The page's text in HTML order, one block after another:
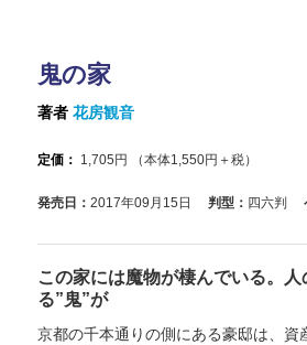
鬼の家
著者 花房観音
定価： 1,705 円 （本体1,550円＋税）
発売日： 2017年09月15日 判型： 四六判
この家には魔物が棲んでいる。
る”鬼”が
京都の千本通りの側にある豪邸は、